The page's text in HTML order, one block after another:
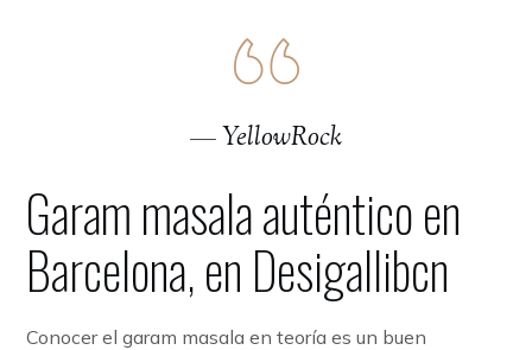
— YellowRock
Garam masala auténtico en
Barcelona, en Desigallibcn
Conocer el garam masala en teoría es un buen